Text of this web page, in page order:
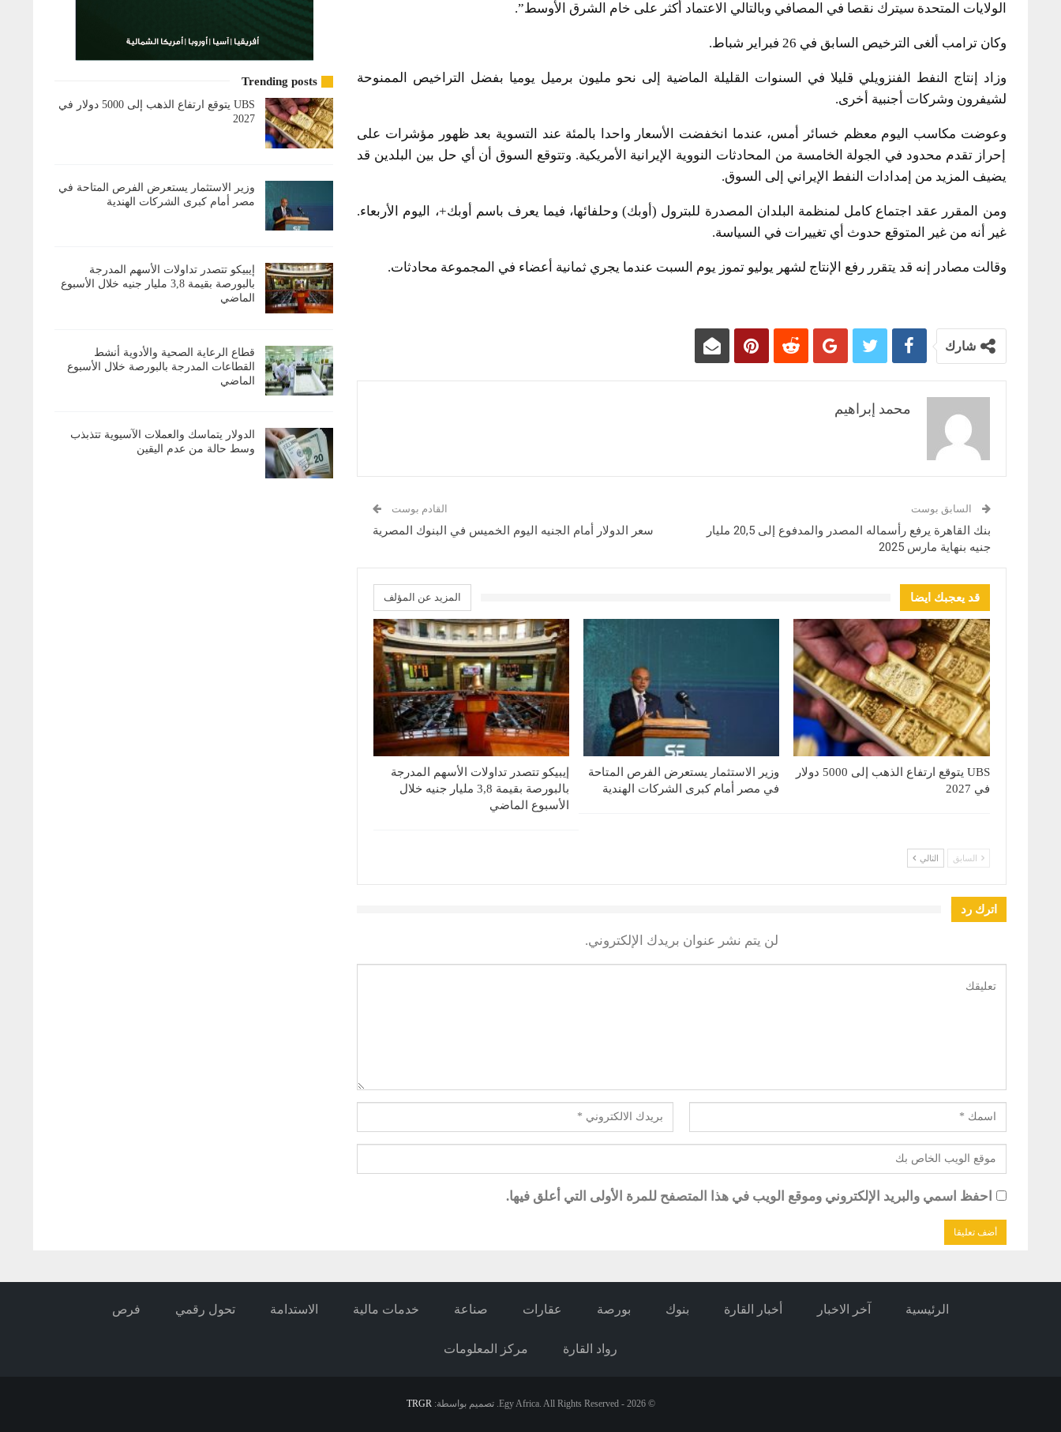
الولايات المتحدة سيترك نقصا في المصافي وبالتالي الاعتماد أكثر على خام الشرق الأوسط”.
وكان ترامب ألغى الترخيص السابق في 26 فبراير شباط.
وزاد إنتاج النفط الفنزويلي قليلا في السنوات القليلة الماضية إلى نحو مليون برميل يوميا بفضل التراخيص الممنوحة
لشيفرون وشركات أجنبية أخرى.
وعوضت مكاسب اليوم معظم خسائر أمس، عندما انخفضت الأسعار واحدا بالمئة عند التسوية بعد ظهور مؤشرات على
إحراز تقدم محدود في الجولة الخامسة من المحادثات النووية الإيرانية الأمريكية. وتتوقع السوق أن أي حل بين البلدين قد
يضيف المزيد من إمدادات النفط الإيراني إلى السوق.
ومن المقرر عقد اجتماع كامل لمنظمة البلدان المصدرة للبترول (أوبك) وحلفائها، فيما يعرف باسم أوبك+، اليوم الأربعاء.
غير أنه من غير المتوقع حدوث أي تغييرات في السياسة.
وقالت مصادر إنه قد يتقرر رفع الإنتاج لشهر يوليو تموز يوم السبت عندما يجري ثمانية أعضاء في المجموعة محادثات.
شارك
محمد إبراهيم
السابق بوست
بنك القاهرة يرفع رأسماله المصدر والمدفوع إلى 20,5 مليار
جنيه بنهاية مارس 2025
القادم بوست
سعر الدولار أمام الجنيه اليوم الخميس في البنوك المصرية
قد يعجبك ايضا المزيد عن المؤلف
UBS يتوقع ارتفاع الذهب إلى 5000 دولار
في 2027
وزير الاستثمار يستعرض الفرص المتاحة
في مصر أمام كبرى الشركات الهندية
إيبيكو تتصدر تداولات الأسهم المدرجة
بالبورصة بقيمة 3,8 مليار جنيه خلال
الأسبوع الماضي
السابق التالي
اترك رد
لن يتم نشر عنوان بريدك الإلكتروني.
احفظ اسمي والبريد الإلكتروني وموقع الويب في هذا المتصفح للمرة الأولى التي أعلق فيها.
Trending posts
UBS يتوقع ارتفاع الذهب إلى 5000 دولار في
2027
وزير الاستثمار يستعرض الفرص المتاحة في
مصر أمام كبرى الشركات الهندية
إيبيكو تتصدر تداولات الأسهم المدرجة
بالبورصة بقيمة 3,8 مليار جنيه خلال الأسبوع
الماضي
قطاع الرعاية الصحية والأدوية أنشط
القطاعات المدرجة بالبورصة خلال الأسبوع
الماضي
الدولار يتماسك والعملات الآسيوية تتذبذب
وسط حالة من عدم اليقين
الرئيسية آخر الاخبار أخبار القارة بنوك بورصة عقارات صناعة خدمات مالية الاستدامة تحول رقمي فرص
رواد القارة مركز المعلومات
© 2026 - Egy Africa. All Rights Reserved. تصميم بواسطة:TRGR